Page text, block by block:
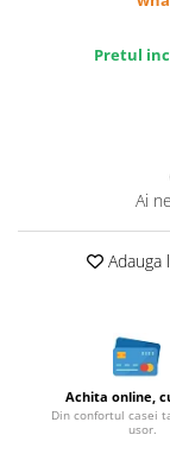
Cereale, fulgi din
Orez, Faina si
Produse din carne
Sosuri, Ketchup
Pudre si prafuri
Leguminoase si
Fermenti si gelifianti
Pretul
Ai
Adauga
Achita online,
Din confortul casei
usor.